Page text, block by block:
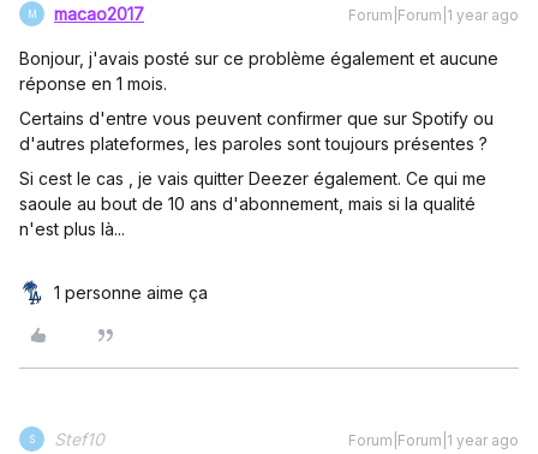
M macao2017 Forum|Forum|1 year ago
Bonjour, j'avais posté sur ce problème également et aucune
réponse en 1 mois.
Certains d'entre vous peuvent confirmer que sur Spotify ou
d'autres plateformes, les paroles sont toujours présentes ?
Si cest le cas , je vais quitter Deezer également. Ce qui me
saoule au bout de 10 ans d'abonnement, mais si la qualité
n'est plus là...
1 personne aime ça
S Stef10 Forum|Forum|1 year ago